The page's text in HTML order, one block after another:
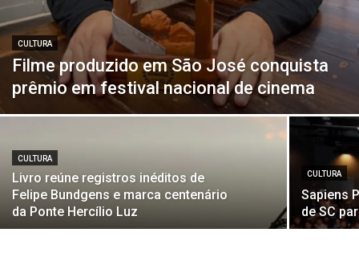
CULTURA
Filme produzido em São José conquista
prêmio em festival nacional de cinema
CULTURA
Livro reúne registros inéditos de
Felipe Bundgens e marca centenário
da Ponte Hercílio Luz
CULTURA
Sapiens
de SC